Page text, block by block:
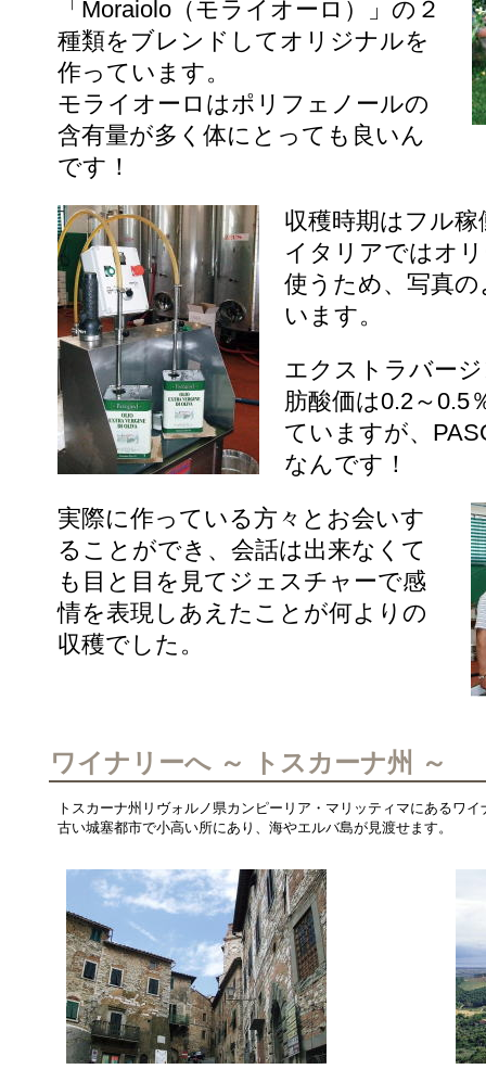
「Moraiolo（モライオーロ）」の２
種類をブレンドしてオリジナルを
作っています。
モライオーロはポリフェノールの
含有量が多く体にとっても良いん
です！
収穫時期はフル稼
イタリアではオ
使うため、写真
います。
エクストラバー
肪酸価は0.2～0.5
ていますが、
なんです！
実際に作っている方々とお会いす
ることができ、会話は出来なくて
も目と目を見てジェスチャーで感
情を表現しあえたことが何よりの
収穫でした。
ワイナリーへ ～ トスカーナ州 ～
トスカーナ州リヴォルノ県カンピーリア・マリッティマにあるワ
古い城塞都市で小高い所にあり、海やエルバ島が見渡せます。